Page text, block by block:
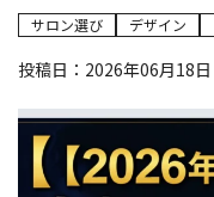
施術事例
よくある質問
サロン選び デザイン
投稿日：2026年06月18日